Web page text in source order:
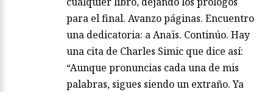
para el final. Avanzo páginas. Encuentro
una dedicatoria: a Anaïs. Continúo. Hay
una cita de Charles Simic que dice así:
“Aunque pronuncias cada una de mis
palabras, sigues siendo un extraño. Ya